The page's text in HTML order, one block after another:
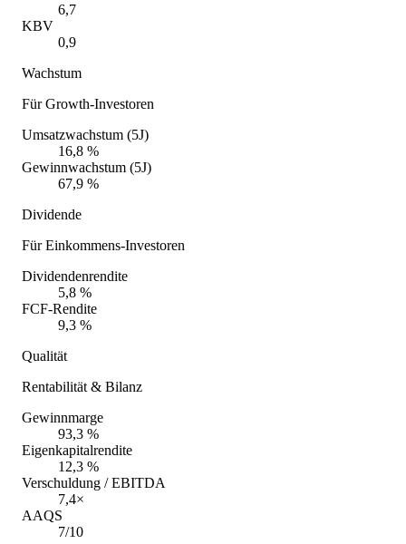
6,7
KBV
0,9
Wachstum
Für Growth-Investoren
Umsatzwachstum (5J)
16,8 %
Gewinnwachstum (5J)
67,9 %
Dividende
Für Einkommens-Investoren
Dividendenrendite
5,8 %
FCF-Rendite
9,3 %
Qualität
Rentabilität & Bilanz
Gewinnmarge
93,3 %
Eigenkapitalrendite
12,3 %
Verschuldung / EBITDA
7,4×
AAQS
7/10